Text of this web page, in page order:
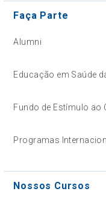
Faça Parte
Alumni
Educação em Saúde
Fundo de Estímulo ao
Programas
Nossos Cursos